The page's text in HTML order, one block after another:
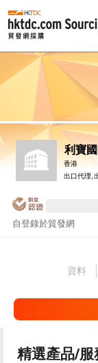
利寶
香港
出口代理,
自登錄於貿發網
資料
精選產品/服